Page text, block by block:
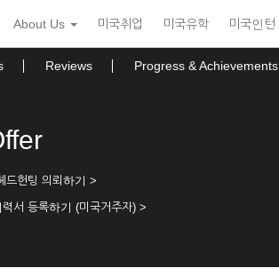
About Us 미국취업 미국유학 미국인턴
Reviews Progress & Achievements
드헌팅 의뢰하기 >
서 등록하기 (미국거주자) >